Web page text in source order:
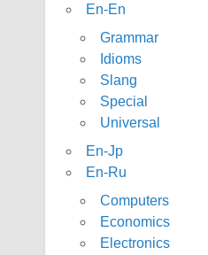
En-En
Grammar
Idioms
Slang
Special
Universal
En-Jp
En-Ru
Computers
Economics
Electronics